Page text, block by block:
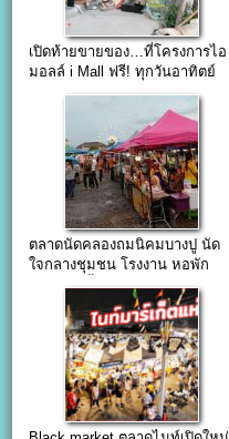
เปิดท้ายขายของ…ที่โครงการไอ
มอลล์ i Mall ฟรี! ทุกวันอาทิตย์
ตลาดนัดคลองถมนิคมบางปู นัด
ใจกลางชุมชน โรงงาน หอพัก
และบ้านเอื้ออาทร